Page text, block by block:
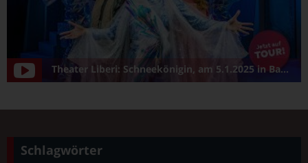
Theater Liberi: Schneekönigin, am 5.1.2025 in Bamberg/Konzerthalle
Schlagwörter